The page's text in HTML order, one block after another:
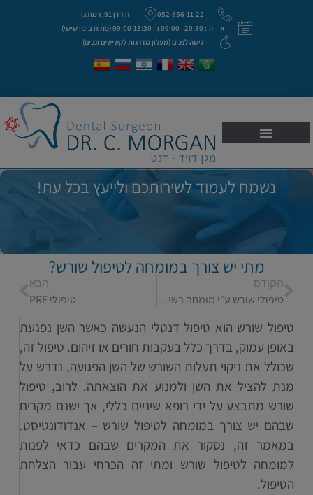
052-856-11-22
הירדן 91, רמת גן
א' - ה': 20:30 - 09:00 ו': 09:00-13:30 (פתוח בימי שישי)
גישה לנכים (מעלון מדרגות לקשישים ונכים)
נשמח לעמוד לשירותכם ולייעץ בכל עת!
מתי יש צורך במומחה לטיפול שורש?
הקודם
טיפולי שורש ע״י מומחה בשיניים בעלות אנטומיה חריגה
הבא
טיפולי PRF
טיפול שורש הוא טיפול דנטלי הנעשה כאשר השן נפגעת
באופן עמוק, בדרך כלל בעקבות חורים או זיהום. טיפול זה,
שכולל את ניקוי תעלות השורש של השן הפגועה, נדרש על
מנת להציל את השן ולמנוע את הוצאתה. לרוב, טיפול
שורש מתבצע על ידי רופא שיניים כללי, אך ישנם מקרים
שבהם יש צורך במומחה לטיפול שורש – אנדודונטיסט.
במאמר זה, נסקור את המקרים שבהם כדאי לפנות
למומחה לטיפול שורש ומתי זה הכרחי עבור הצלחת
הטיפול.